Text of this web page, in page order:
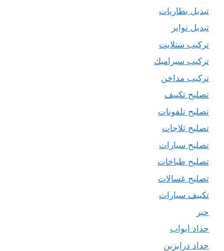
تبديل بطاريات
تبديل تواير
تركيب ستلايت
تركيب سيراميك
تركيب مداخن
تصليح تكييف
تصليح تلفونات
تصليح ثلاجات
تصليح سيارات
تصليح طباخات
تصليح غسالات
تكييف سيارات
حبر
حداد ابواب
حداد درابزين